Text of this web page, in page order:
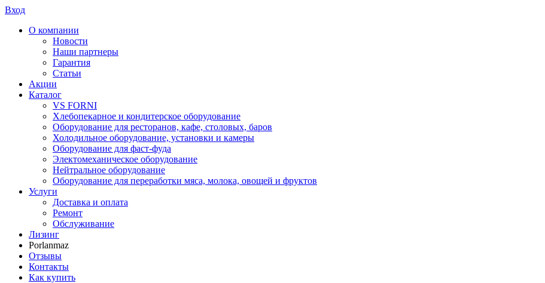
Вход
О компании
Новости
Наши партнеры
Гарантия
Статьи
Акции
Каталог
VS FORNI
Хлебопекарное и кондитерское оборудование
Оборудование для ресторанов, кафе, столовых, баров
Холодильное оборудование, установки и камеры
Оборудование для фаст-фуда
Электомеханическое оборудование
Нейтральное оборудование
Оборудование для переработки мяса, молока, овощей и фруктов
Услуги
Доставка и оплата
Ремонт
Обслуживание
Лизинг
Porlanmaz
Отзывы
Контакты
Как купить